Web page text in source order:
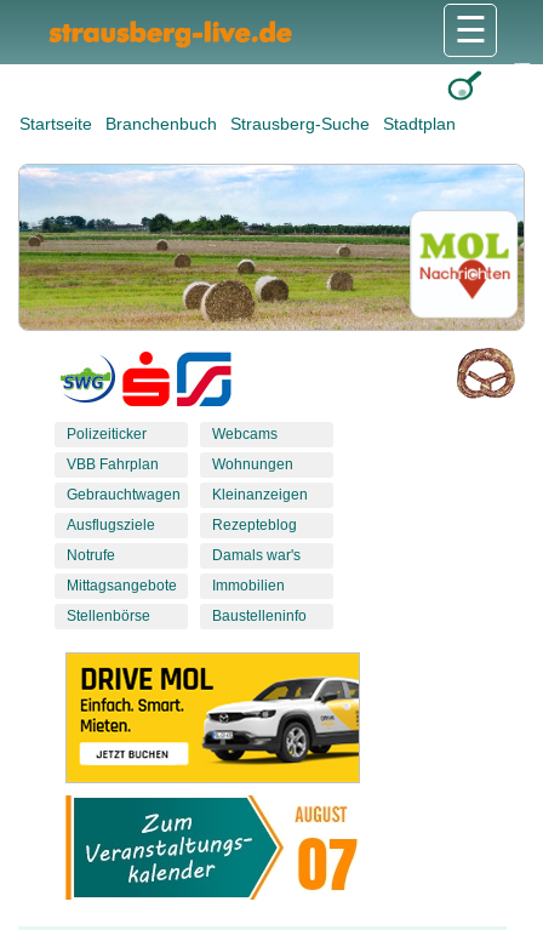
Startseite Branchenbuch Strausberg-Suche Stadtplan
☰
Polizeiticker
VBB Fahrplan
Gebrauchtwagen
Ausflugsziele
Notrufe
Mittagsangebote
Stellenbörse
Webcams
Wohnungen
Kleinanzeigen
Rezepteblog
Damals war's
Immobilien
Baustelleninfo